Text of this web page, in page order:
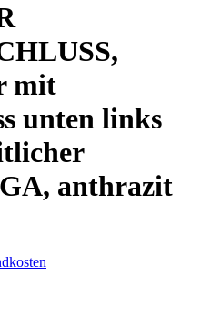
mit
unten links
anthrazit